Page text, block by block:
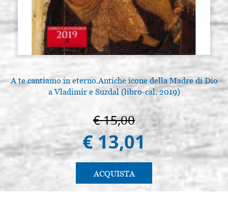
A te cantiamo in eterno.Antiche icone della Madre di Dio
a Vladimir e Suzdal (libro-cal. 2019)
€ 15,00
€ 13,01
ACQUISTA